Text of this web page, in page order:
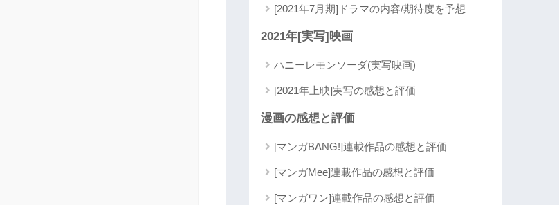
[2021年7月期]ドラマの内容/期待度を予想
2021年[実写]映画
ハニーレモンソーダ(実写映画)
[2021年上映]実写の感想と評価
漫画の感想と評価
[マンガBANG!]連載作品の感想と評価
[マンガMee]連載作品の感想と評価
[マンガワン]連載作品の感想と評価